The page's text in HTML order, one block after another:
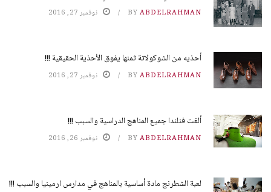
BY ABDELRAHMAN نوفمبر 27, 2016
أحذيه من الشوكولاتة ثمنها يفوق الأحذية الحقيقية !!!
BY ABDELRAHMAN نوفمبر 27, 2016
ألغت فنلندا جميع المناهج الدراسية والسبب !!!
BY ABDELRAHMAN نوفمبر 26, 2016
لعبة الشطرنج مادة أساسية بالمناهج في مدارس ارمينيا والسبب !!!